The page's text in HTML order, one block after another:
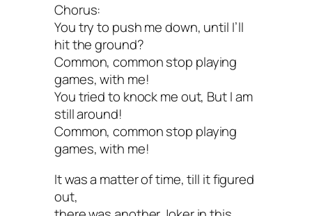
Chorus:
You try to push me down, until I’ll
hit the ground?
Common, common stop playing
games, with me!
You tried to knock me out, But I am
still around!
Common, common stop playing
games, with me!
It was a matter of time, till it figured
out,